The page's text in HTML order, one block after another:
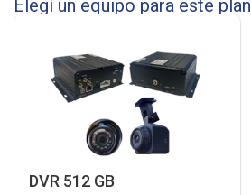
Elegí un equipo para este plan
DVR 512 GB